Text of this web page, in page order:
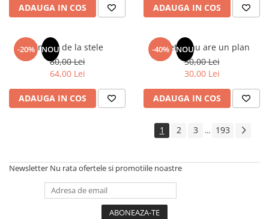
ADAUGA IN COS ADAUGA IN COS
-20% NOU
Un dar de la stele
80,00 Lei
64,00 Lei
ADAUGA IN COS
-40% NOU
Sufletul tau are un plan
50,00 Lei
30,00 Lei
ADAUGA IN COS
1 2 3 ... 193
Newsletter Nu rata ofertele si promotiile noastre